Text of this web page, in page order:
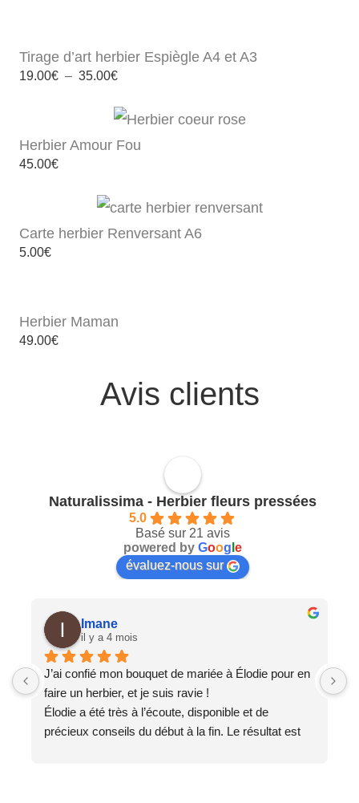
Tirage d’art herbier Espiègle A4 et A3
19.00€ – 35.00€Plage
19.00€
35.00€
Herbier Amour Fou
45.00€
Carte herbier Renversant A6
5.00€
Herbier Maman
49.00€
Avis clients
Naturalissima - Herbier fleurs pressées
5.0
Basé sur 21 avis
powered by Goog e
évaluez-nous sur
Imane
il y a 4 mois
J’ai confié mon bouquet de mariée à Élodie pour en
faire un herbier, et je suis ravie !
Élodie a été très à l’écoute, disponible et de
précieux conseils du début à la fin. Le résultat est